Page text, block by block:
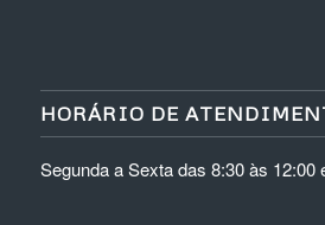
HORÁRIO DE
Segunda a Sexta das 8:30 às 12:00